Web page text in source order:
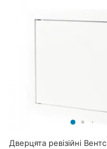
Дверцята ревізійні